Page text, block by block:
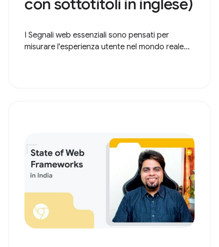
con sottotitoli in inglese)
I Segnali web essenziali sono pensati per
misurare l'esperienza utente nel mondo reale...